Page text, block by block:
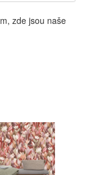
zde jsou naše